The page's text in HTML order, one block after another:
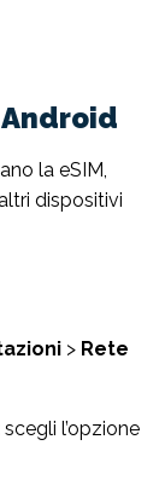
Android
la eSIM,
dispositivi
> Rete
scegli l’opzione